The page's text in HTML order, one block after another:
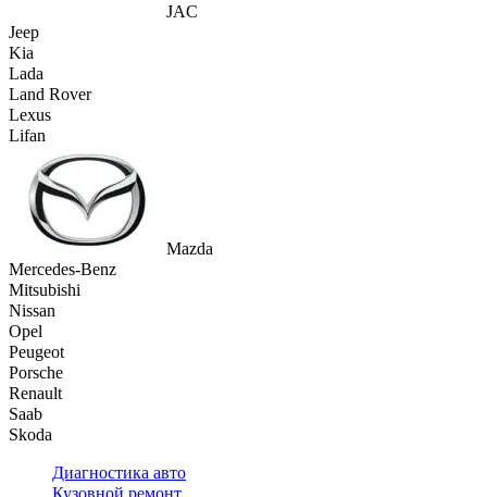
JAC
Jeep
Kia
Lada
Land Rover
Lexus
Lifan
Mazda
Mercedes-Benz
Mitsubishi
Nissan
Opel
Peugeot
Porsche
Renault
Saab
Skoda
Диагностика авто
Кузовной ремонт